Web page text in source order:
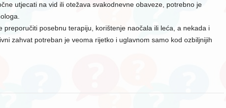
utjecati na vid ili otežava svakodnevne obaveze, potrebno je
preporučiti posebnu terapiju, korištenje naočala ili leća, a nekada i
zahvat potreban je veoma rijetko i uglavnom samo kod ozbiljnijih